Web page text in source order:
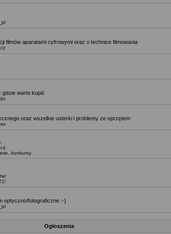
filmów aparatami cyfrowymi oraz o technice filmowania
warto kupić
oraz wszelkie usterki i problemy ze sprzętem
konkursy
optyczno/fotograficzne :-)
Ogłoszenia